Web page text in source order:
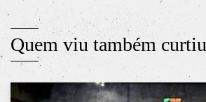
Quem viu também curtiu